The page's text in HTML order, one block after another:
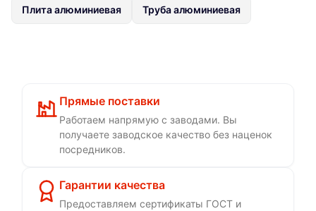
Плита алюминиевая Труба алюминиевая
Прямые поставки
Работаем напрямую с заводами. Вы
получаете заводское качество без наценок
посредников.
Гарантии качества
Предоставляем сертификаты ГОСТ и